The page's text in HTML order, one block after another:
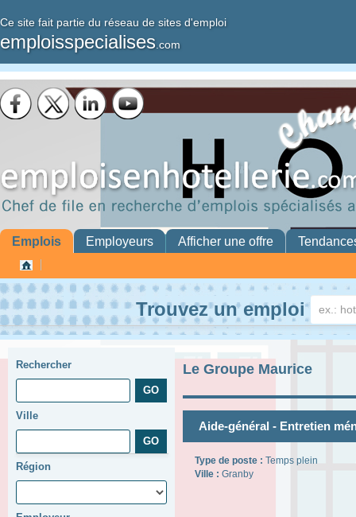
Ce site fait partie du réseau de sites d'emploi
emploisspecialises .com
Emplois Employeurs Afficher une offre
Trouvez un emploi
Rechercher
Ville
Région
Le Groupe Maurice
Aide-général - Entretien
Type de poste : Temps plein
Ville : Granby